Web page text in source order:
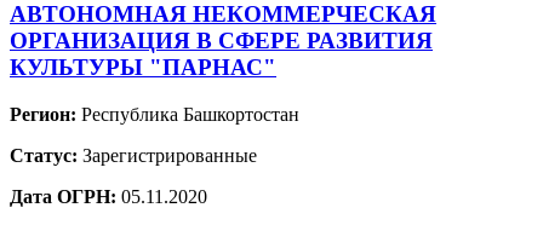
АВТОНОМНАЯ НЕКОММЕРЧЕСКАЯ
ОРГАНИЗАЦИЯ В СФЕРЕ РАЗВИТИЯ
КУЛЬТУРЫ "ПАРНАС"
Регион: Республика Башкортостан
Статус: Зарегистрированные
Дата ОГРН: 05.11.2020